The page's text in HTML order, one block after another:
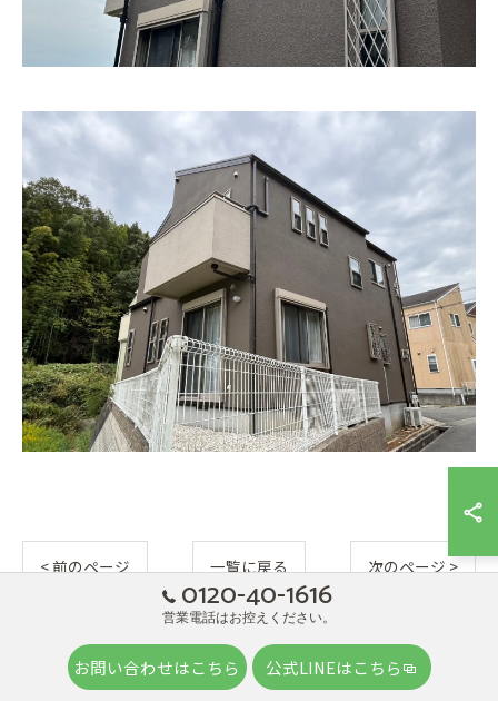
< 前のページ 一覧に戻る 次のページ >
関連タグ
0120-40-1616
営業電話はお控えください。
お問い合わせはこちら 公式LINEはこちら